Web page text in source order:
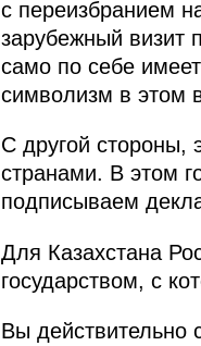
с переизбранием
зарубежный визит
само по себе
символизм в этом
С другой стороны,
странами. В этом
подписываем
Для Казахстана
государством, с
Вы действительно